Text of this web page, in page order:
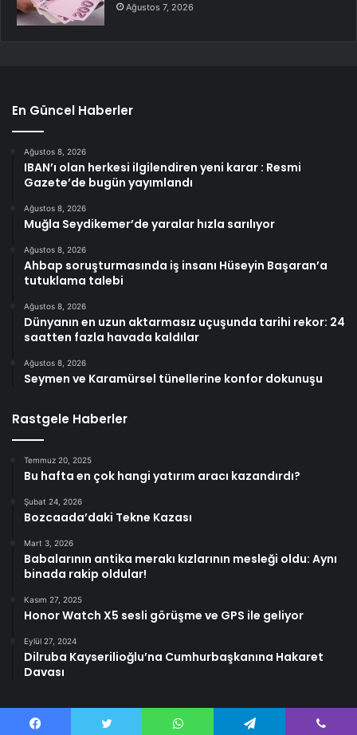
Ağustos 7, 2026
En Güncel Haberler
Ağustos 8, 2026
IBAN’ı olan herkesi ilgilendiren yeni karar : Resmi
Gazete’de bugün yayımlandı
Ağustos 8, 2026
Muğla Seydikemer’de yaralar hızla sarılıyor
Ağustos 8, 2026
Ahbap soruşturmasında iş insanı Hüseyin Başaran’a
tutuklama talebi
Ağustos 8, 2026
Dünyanın en uzun aktarmasız uçuşunda tarihi rekor: 24
saatten fazla havada kaldılar
Ağustos 8, 2026
Seymen ve Karamürsel tünellerine konfor dokunuşu
Rastgele Haberler
Temmuz 20, 2025
Bu hafta en çok hangi yatırım aracı kazandırdı?
Şubat 24, 2026
Bozcaada’daki Tekne Kazası
Mart 3, 2026
Babalarının antika merakı kızlarının mesleği oldu: Aynı
binada rakip oldular!
Kasım 27, 2025
Honor Watch X5 sesli görüşme ve GPS ile geliyor
Eylül 27, 2024
Dilruba Kayserilioğlu’na Cumhurbaşkanına Hakaret
Davası